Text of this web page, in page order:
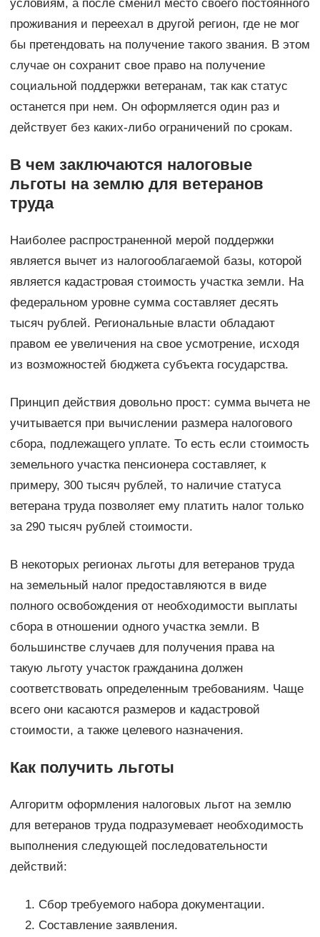
условиям, а после сменил место своего постоянного
проживания и переехал в другой регион, где не мог
бы претендовать на получение такого звания. В этом
случае он сохранит свое право на получение
социальной поддержки ветеранам, так как статус
останется при нем. Он оформляется один раз и
действует без каких-либо ограничений по срокам.
В чем заключаются налоговые
льготы на землю для ветеранов
труда
Наиболее распространенной мерой поддержки
является вычет из налогооблагаемой базы, которой
является кадастровая стоимость участка земли. На
федеральном уровне сумма составляет десять
тысяч рублей. Региональные власти обладают
правом ее увеличения на свое усмотрение, исходя
из возможностей бюджета субъекта государства.
Принцип действия довольно прост: сумма вычета не
учитывается при вычислении размера налогового
сбора, подлежащего уплате. То есть если стоимость
земельного участка пенсионера составляет, к
примеру, 300 тысяч рублей, то наличие статуса
ветерана труда позволяет ему платить налог только
за 290 тысяч рублей стоимости.
В некоторых регионах льготы для ветеранов труда
на земельный налог предоставляются в виде
полного освобождения от необходимости выплаты
сбора в отношении одного участка земли. В
большинстве случаев для получения права на
такую льготу участок гражданина должен
соответствовать определенным требованиям. Чаще
всего они касаются размеров и кадастровой
стоимости, а также целевого назначения.
Как получить льготы
Алгоритм оформления налоговых льгот на землю
для ветеранов труда подразумевает необходимость
выполнения следующей последовательности
действий:
Сбор требуемого набора документации.
Составление заявления.